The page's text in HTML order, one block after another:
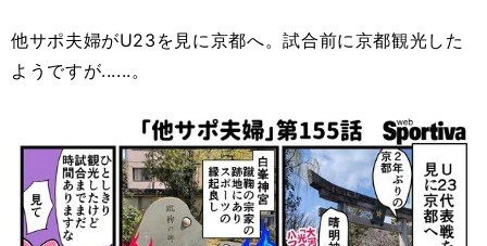
他サポ夫婦がU23を見に京都へ。試合前に京都観光した
ようですが......。